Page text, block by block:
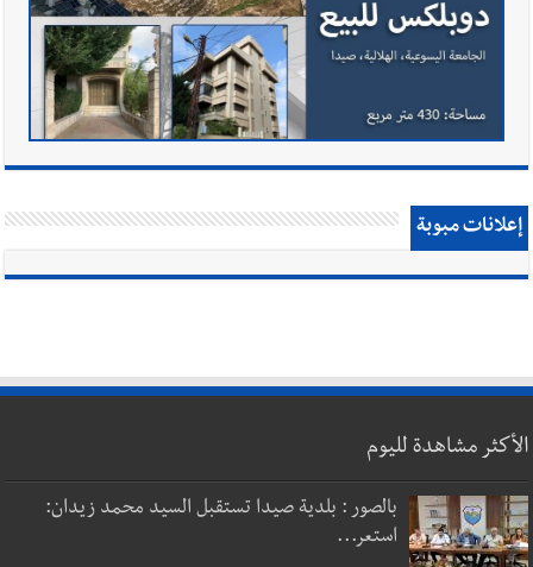
إعلانات مبوبة
الأكثر مشاهدة لليوم
بالصور : بلدية صيدا تستقبل السيد محمد زيدان:
استعر...